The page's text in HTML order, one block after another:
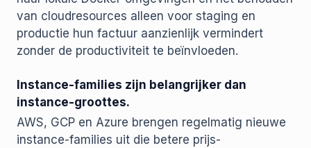
van cloudresources alleen voor staging en
productie hun factuur aanzienlijk vermindert
zonder de productiviteit te beïnvloeden.
Instance-families zijn belangrijker dan
instance-groottes.
AWS, GCP en Azure brengen regelmatig nieuwe
instance-families uit die betere prijs-